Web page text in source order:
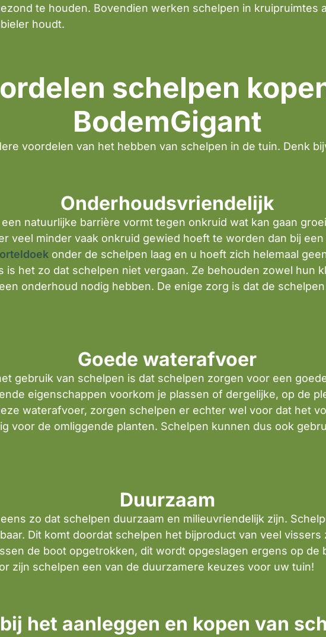
te houden. Bovendien werken schelpen in kruipruimtes
houdt.
schelpen
BodemGigant
voordelen van het hebben van schelpen in de tuin. Denk
Onderhoudsvriendelijk
natuurlijke barrière vormt tegen onkruid wat kan gaan
veel minder vaak onkruid gewied hoeft te worden dan bij
onder de schelpen laag en u hoeft zich helemaal
is het zo dat schelpen niet vergaan. Ze behouden zowel hun
onderhoud nodig hebben. De enige zorg is dat de
Goede waterafvoer
gebruik van schelpen is dat schelpen zorgen voor een
eigenschappen voorkom je plassen of dergelijke, op de
waterafvoer, zorgen schelpen er echter wel voor dat het
voor de omliggende planten. Schelpen kunnen dus ook
Duurzaam
zo dat schelpen duurzaam en milieuvriendelijk zijn.
Dit komt doordat schelpen het bijproduct van veel vissers
de boot opgetrokken, dit wordt opgeslagen ergens op de
zijn schelpen een van de duurzamere keuzes voor uw tuin!
het aanleggen en kopen van